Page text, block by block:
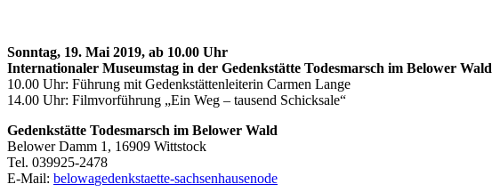
Sonntag, 19. Mai 2019, ab 10.00 Uhr
Internationaler Museumstag in der Gedenkstätte Todesmarsch im Belower Wald
10.00 Uhr: Führung mit Gedenkstättenleiterin Carmen Lange
14.00 Uhr: Filmvorführung „Ein Weg – tausend Schicksale“
Gedenkstätte Todesmarsch im Belower Wald
Belower Damm 1, 16909 Wittstock
Tel. 039925-2478
E-Mail: belowagedenkstaette-sachsenhausenode